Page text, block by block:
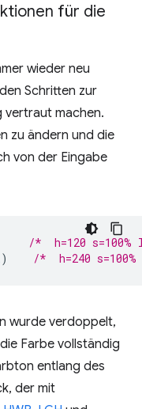
für die
wieder neu
Schritten zur
vertraut machen.
zu ändern und die
von der Eingabe
/*  h=120
) /*  h=240
wurde verdoppelt,
Farbe vollständig
entlang des
der mit